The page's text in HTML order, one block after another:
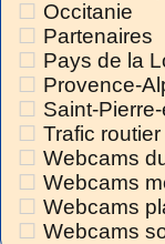
Occitanie
Partenaires
Pays de la
Provence-
Saint-
Trafic routier
Webcams
Webcams
Webcams
Webcams